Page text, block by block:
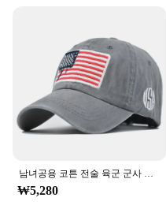
남녀공용 코튼 전술 육군 군사 야구 모자, 미국 미국 국기, 야외 유니섹스 힙합 모자, 달리기용 패션
₩5,280